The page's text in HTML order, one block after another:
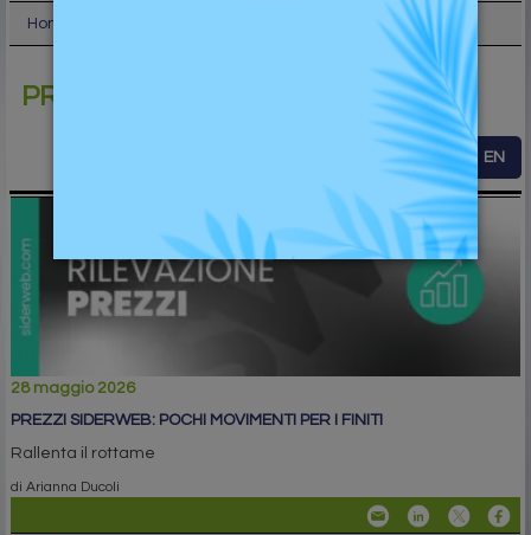
Home
PREZZI SIDERWEB
ITA EN
28 maggio 2026
PREZZI SIDERWEB: POCHI MOVIMENTI PER I FINITI
Rallenta il rottame
di Arianna Ducoli